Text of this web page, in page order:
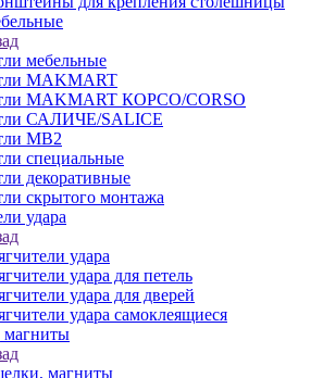
мебельные
MAKMART
MAKMART КОРСО/CORSO
САЛИЧЕ/SALICE
MB2
специальные
декоративные
скрытого монтажа
удара
удара
удара для петель
удара для дверей
удара самоклеящиеся
магниты
магниты